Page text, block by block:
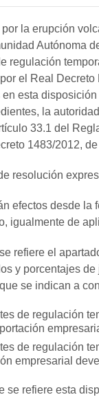
la erupción
Autónoma
regulación
el Real
esta
la
33.1 del
1483/2012,
resolución
efectos desde
igualmente de
refiere el
y porcentajes
se indican a
de regulación
de regulación
empresarial
se refiere esta